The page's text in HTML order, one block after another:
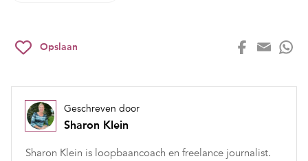
Opslaan
Geschreven door
Sharon Klein
Sharon Klein is loopbaancoach en freelance journalist.